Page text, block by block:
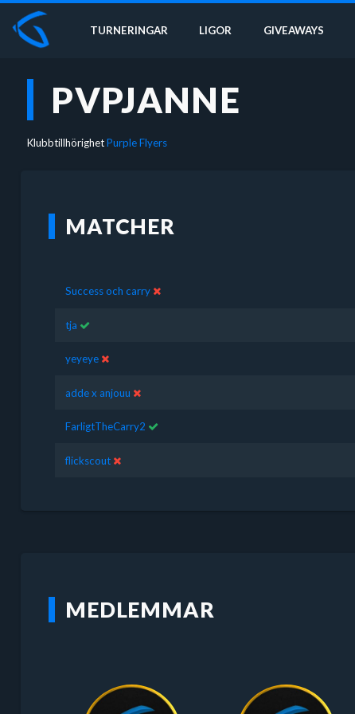
TURNERINGAR LIGOR GIVEAWAYS
PVPJANNE
KlubbtillhörighetPurple Flyers
MATCHER
Success och carry
tja
yeyeye
adde x anjouu
FarligtTheCarry2
flickscout
MEDLEMMAR